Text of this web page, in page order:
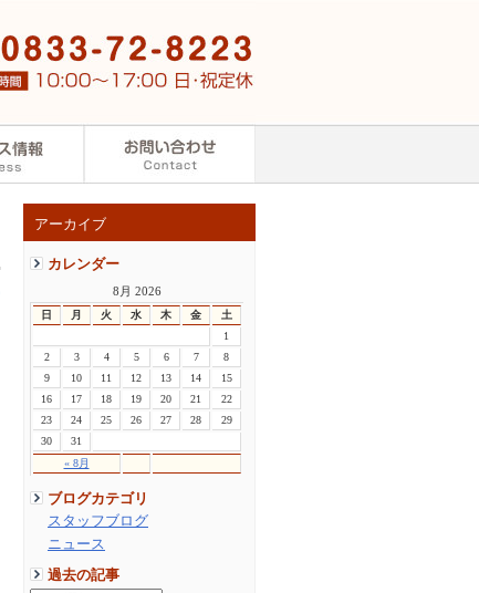
アーカイブ
カレンダー
8月 2026
日 月 火 水 木 金 土
« 8月
1
2
3 4 5 6 7
8
9
10 11 12 13 14
15
16
17 18 19 20 21
22
23
24 25 26 27 28
29
30
31
ブログカテゴリ
スタッフブログ
ニュース
過去の記事